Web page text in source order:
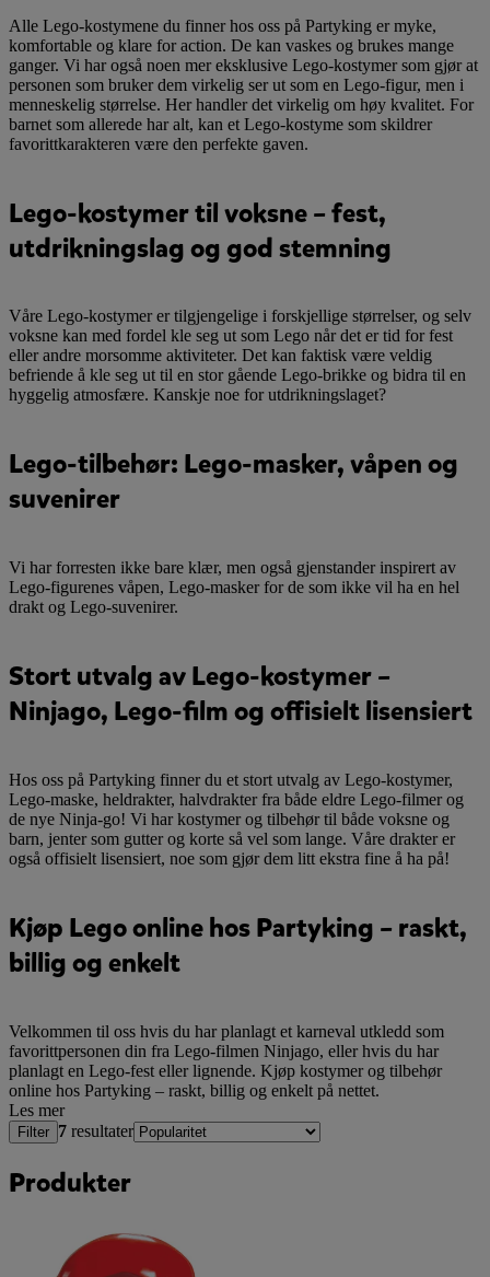
Alle Lego-kostymene du finner hos oss på Partyking er myke,
komfortable og klare for action. De kan vaskes og brukes mange
ganger. Vi har også noen mer eksklusive Lego-kostymer som gjør at
personen som bruker dem virkelig ser ut som en Lego-figur, men i
menneskelig størrelse. Her handler det virkelig om høy kvalitet. For
barnet som allerede har alt, kan et Lego-kostyme som skildrer
favorittkarakteren være den perfekte gaven.
Lego-kostymer til voksne – fest,
utdrikningslag og god stemning
Våre Lego-kostymer er tilgjengelige i forskjellige størrelser, og selv
voksne kan med fordel kle seg ut som Lego når det er tid for fest
eller andre morsomme aktiviteter. Det kan faktisk være veldig
befriende å kle seg ut til en stor gående Lego-brikke og bidra til en
hyggelig atmosfære. Kanskje noe for utdrikningslaget?
Lego-tilbehør: Lego-masker, våpen og
suvenirer
Vi har forresten ikke bare klær, men også gjenstander inspirert av
Lego-figurenes våpen, Lego-masker for de som ikke vil ha en hel
drakt og Lego-suvenirer.
Stort utvalg av Lego-kostymer –
Ninjago, Lego-film og offisielt lisensiert
Hos oss på Partyking finner du et stort utvalg av Lego-kostymer,
Lego-maske, heldrakter, halvdrakter fra både eldre Lego-filmer og
de nye Ninja-go! Vi har kostymer og tilbehør til både voksne og
barn, jenter som gutter og korte så vel som lange. Våre drakter er
også offisielt lisensiert, noe som gjør dem litt ekstra fine å ha på!
Kjøp Lego online hos Partyking – raskt,
billig og enkelt
Velkommen til oss hvis du har planlagt et karneval utkledd som
favorittpersonen din fra Lego-filmen Ninjago, eller hvis du har
planlagt en Lego-fest eller lignende. Kjøp kostymer og tilbehør
online hos Partyking – raskt, billig og enkelt på nettet.
Les mer
Filter 7 resultater
Produkter